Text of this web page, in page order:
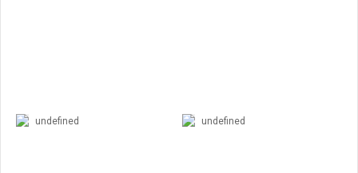
undefined undefined